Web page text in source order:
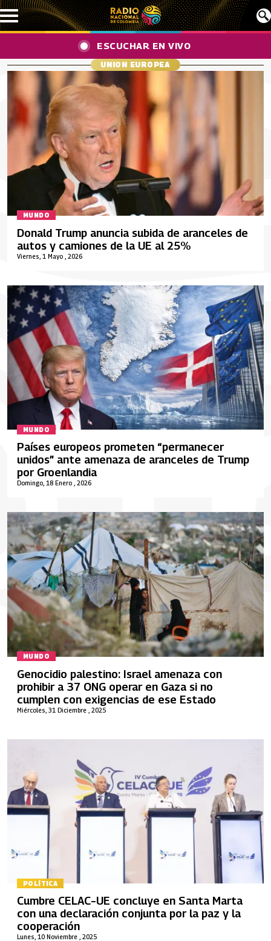
Pasar al contenido principal
ESCUCHAR EN VIVO
UNION EUROPEA
MUNDO
Viernes, 1 Mayo , 2026
Donald Trump anuncia subida de aranceles de
autos y camiones de la UE al 25%
MUNDO
Domingo, 18 Enero , 2026
Países europeos prometen “permanecer
unidos” ante amenaza de aranceles de Trump
por Groenlandia
MUNDO
Miércoles, 31 Diciembre , 2025
Genocidio palestino: Israel amenaza con
prohibir a 37 ONG operar en Gaza si no
cumplen con exigencias de ese Estado
POLÍTICA
Lunes, 10 Noviembre , 2025
Cumbre CELAC–UE concluye en Santa Marta
con una declaración conjunta por la paz y la
cooperación